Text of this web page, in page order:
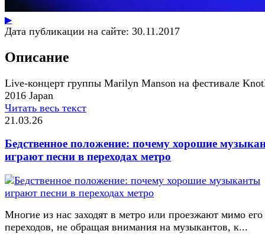
▶
Дата публикации на сайте: 30.11.2017
Описание
Live-концерт группы Marilyn Manson на фестивале
2016 Japan
Читать весь текст
21.03.26
Бедственное положение: почему хорошие
играют песни в переходах метро
Многие из нас заходят в метро или проезжают мимо его
переходов, не обращая внимания на музыкантов, к...